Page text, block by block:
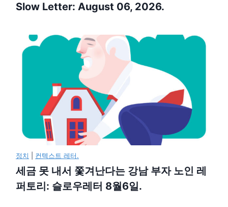
Slow Letter: August 06, 2026.
정치 컨텍스트 레터.
세금 못 내서 쫓겨난다는 강남 부자 노인 레
퍼토리: 슬로우레터 8월6일.